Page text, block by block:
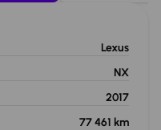
Lexus
NX
2017
77 461 km